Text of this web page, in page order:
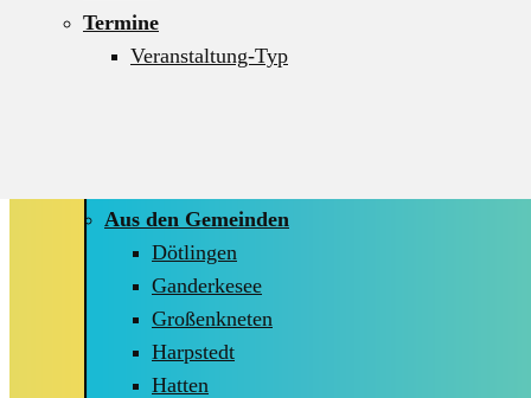
Termine
Veranstaltung-Typ
Aktionen
Critical Mass
Aus den Gemeinden
Dötlingen
Ganderkesee
Großenkneten
Harpstedt
Hatten